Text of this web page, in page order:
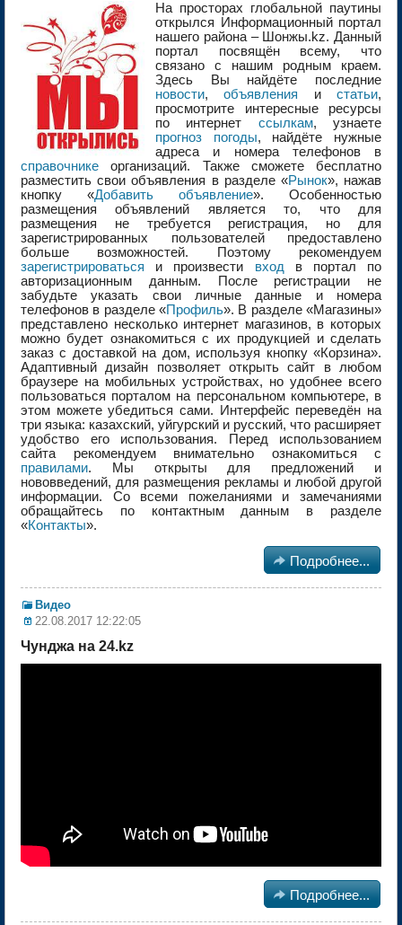
На просторах глобальной паутины
открылся Информационный портал
нашего района – Шонжы.kz. Данный
портал посвящён всему, что
связано с нашим родным краем.
Здесь Вы найдёте последние
новости,объявления истатьи,
просмотрите интересные ресурсы
по интернет ссылкам, узнаете
прогноз погоды, найдёте нужные
адреса и номера телефонов в
справочнике организаций. Также сможете бесплатно
разместить свои объявления в разделе «Рынок», нажав
кнопку «Добавить объявление». Особенностью
размещения объявлений является то, что для
размещения не требуется регистрация, но для
зарегистрированных пользователей предоставлено
больше возможностей. Поэтому рекомендуем
зарегистрироваться и произвести входв портал по
авторизационным данным. После регистрации не
забудьте указать свои личные данные и номера
телефонов в разделе «Профиль». В разделе «Магазины»
представлено несколько интернет магазинов, в которых
можно будет ознакомиться с их продукцией и сделать
заказ с доставкой на дом, используя кнопку «Корзина».
Адаптивный дизайн позволяет открыть сайт в любом
браузере на мобильных устройствах, но удобнее всего
пользоваться порталом на персональном компьютере, в
этом можете убедиться сами. Интерфейс переведён на
три языка: казахский, уйгурский и русский, что расширяет
удобство его использования. Перед использованием
сайта рекомендуем внимательно ознакомиться с
правилами. Мы открыты для предложений и
нововведений, для размещения рекламы и любой другой
информации. Со всеми пожеланиями и замечаниями
обращайтесь по контактным данным в разделе
«Контакты».
 Подробнее...
Видео
22.08.2017 12:22:05
Чунджа на 24.kz
 Подробнее...